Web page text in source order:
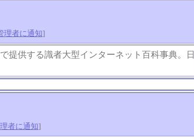
理者に通知]
提供する識者大型インターネット百科事典。日
者に通知]